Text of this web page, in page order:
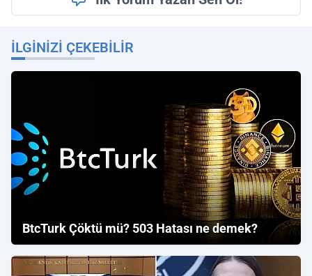
İLGINIZI ÇEKEBILIR
BtcTurk Çöktü mü? 503 Hatası ne demek?